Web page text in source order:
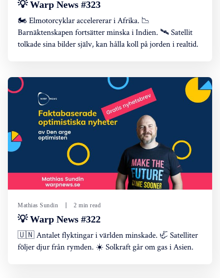
💡 Warp News #323
🏍️ Elmotorcyklar accelererar i Afrika. 📉
Barnäktenskapen fortsätter minska i Indien. 🛰️ Satellit
tolkade sina bilder själv, kan hålla koll på jorden i realtid.
Mathias Sundin 2 min read
💡 Warp News #322
🇺🇳 Antalet flyktingar i världen minskade. 🦏 Satelliter
följer djur från rymden. ☀️ Solkraft går om gas i Asien.